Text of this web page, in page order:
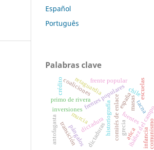
Español
Português
Palabras clave
frentes populares
comités de enlace
murcia
retaguardia
historiografía fuentes
dictadura
españa
primo de rivera
chile
ibáñez del campo
dictaduras
pángalos grecia comunismo
coalicionesfrente popular
masas
transición
crédito
inversiones
escuelas
antofagasta infancia
arica
tacna